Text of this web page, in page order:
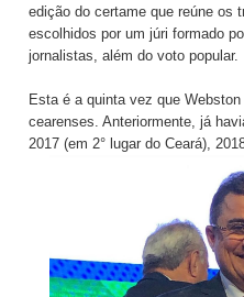
edição do certame que reúne os
escolhidos por um júri formado
jornalistas, além do voto popular.
Esta é a quinta vez que
cearenses. Anteriormente, já
2017 (em 2° lugar do Ceará),